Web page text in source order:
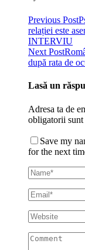
Previous Post
relației este
INTERVIU
Next Post
după rata de
Lasă un
Adresa ta de
obligatorii sunt
Save my
for the next